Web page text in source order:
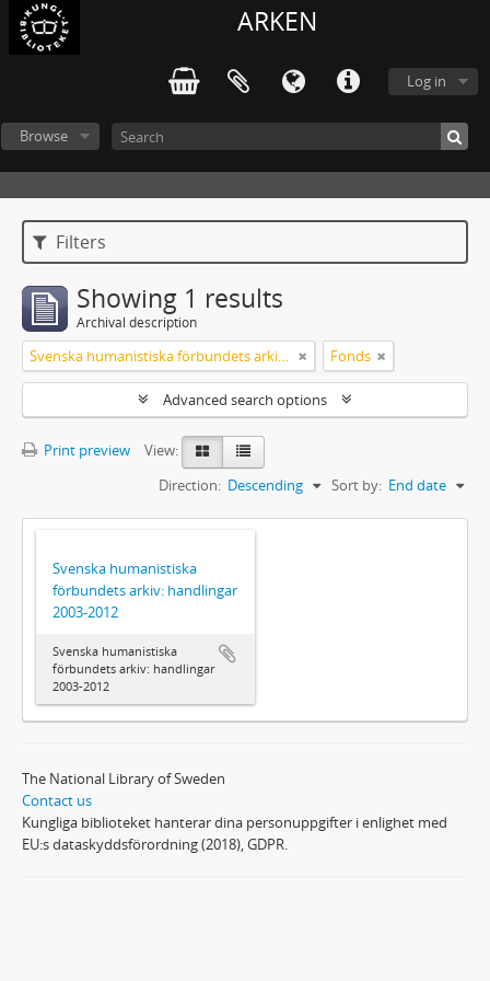
ARKEN
Log in
Browse
Filters
Showing 1 results
Archival description
Svenska humanistiska förbundets arkiv: handlingar 2003-2012 Fonds
Advanced search options
Print preview
View:
Sort by: End date
Direction: Descending
Svenska humanistiska
förbundets arkiv: handlingar
2003-2012
Svenska humanistiska
förbundets arkiv: handlingar
2003-2012
The National Library of Sweden
Contact us
Kungliga biblioteket hanterar dina personuppgifter i enlighet med
EU:s dataskyddsförordning (2018), GDPR.